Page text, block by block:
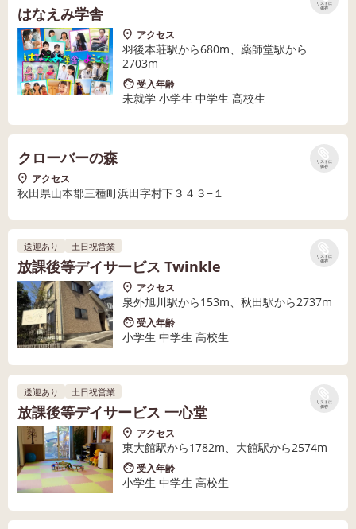
リストに
保存
はなえみ学舎
アクセス
羽後本荘駅から680m、薬師堂駅から
2703m
受入年齢
未就学 小学生 中学生 高校生
リストに
保存
クローバーの森
アクセス
秋田県山本郡三種町浜田字村下３４３−１
リストに
保存
送迎あり 土日祝営業
放課後等デイサービス Twinkle
アクセス
泉外旭川駅から153m、秋田駅から2737m
受入年齢
小学生 中学生 高校生
リストに
保存
送迎あり 土日祝営業
放課後等デイサービス 一心堂
アクセス
東大館駅から1782m、大館駅から2574m
受入年齢
小学生 中学生 高校生